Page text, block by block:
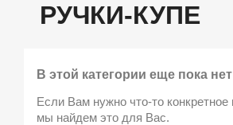
РУЧКИ-КУПЕ
В этой категории еще пока
Если Вам нужно что-то
мы найдем это для Вас.